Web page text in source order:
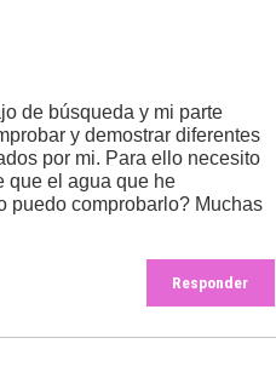
de búsqueda y mi parte
y demostrar diferentes
por mi. Para ello necesito
que el agua que he
puedo comprobarlo? Muchas
Responder